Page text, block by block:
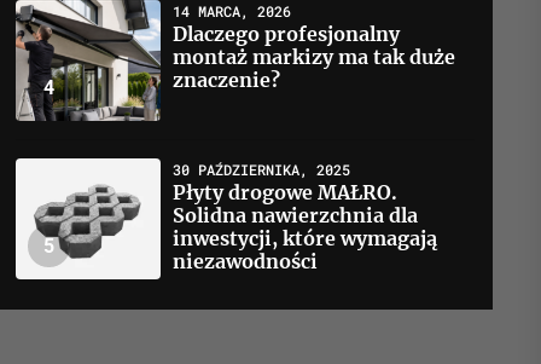
4
14 MARCA, 2026
Dlaczego profesjonalny
montaż markizy ma tak duże
znaczenie?
5
30 PAŹDZIERNIKA, 2025
Płyty drogowe MAŁRO.
Solidna nawierzchnia dla
inwestycji, które wymagają
niezawodności